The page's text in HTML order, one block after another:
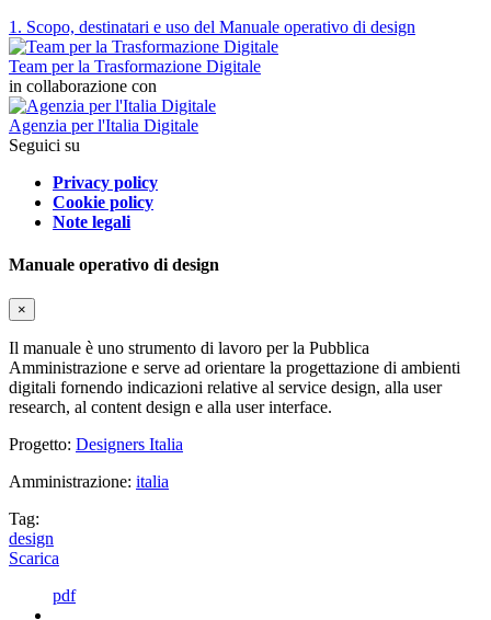
1. Scopo, destinatari e uso del Manuale operativo di design
Team per la Trasformazione Digitale
in collaborazione con
Agenzia per l'Italia Digitale
Seguici su
Privacy policy
Cookie policy
Note legali
Manuale operativo di design
×
Il manuale è uno strumento di lavoro per la Pubblica
Amministrazione e serve ad orientare la progettazione di ambienti
digitali fornendo indicazioni relative al service design, alla user
research, al content design e alla user interface.
Progetto: Designers Italia
Amministrazione: italia
Tag:
design
Scarica
pdf